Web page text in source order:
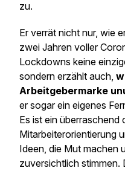
zu.
Er verrät nicht nur, wie
zwei Jahren voller
Lockdowns keine
sondern erzählt auch,
Arbeitgebermarke
er sogar ein eigenes
Es ist ein überraschend
Mitarbeiterorientierung
Ideen, die Mut machen
zuversichtlich stimmen.